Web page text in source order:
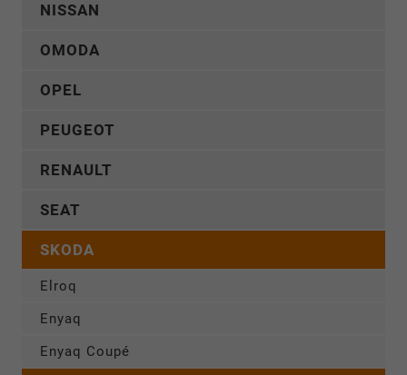
NISSAN
OMODA
OPEL
PEUGEOT
RENAULT
SEAT
SKODA
Elroq
Enyaq
Enyaq Coupé